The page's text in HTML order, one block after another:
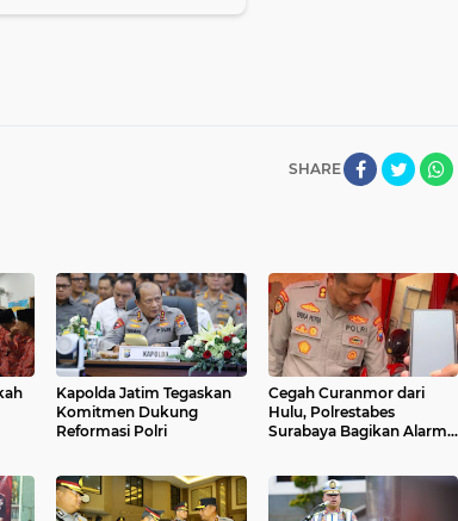
SHARE
Kapolda Jatim Tegaskan
Komitmen Dukung
Reformasi Polri
Cegah Curanmor dari
Hulu, Polrestabes
Surabaya Bagikan Alarm